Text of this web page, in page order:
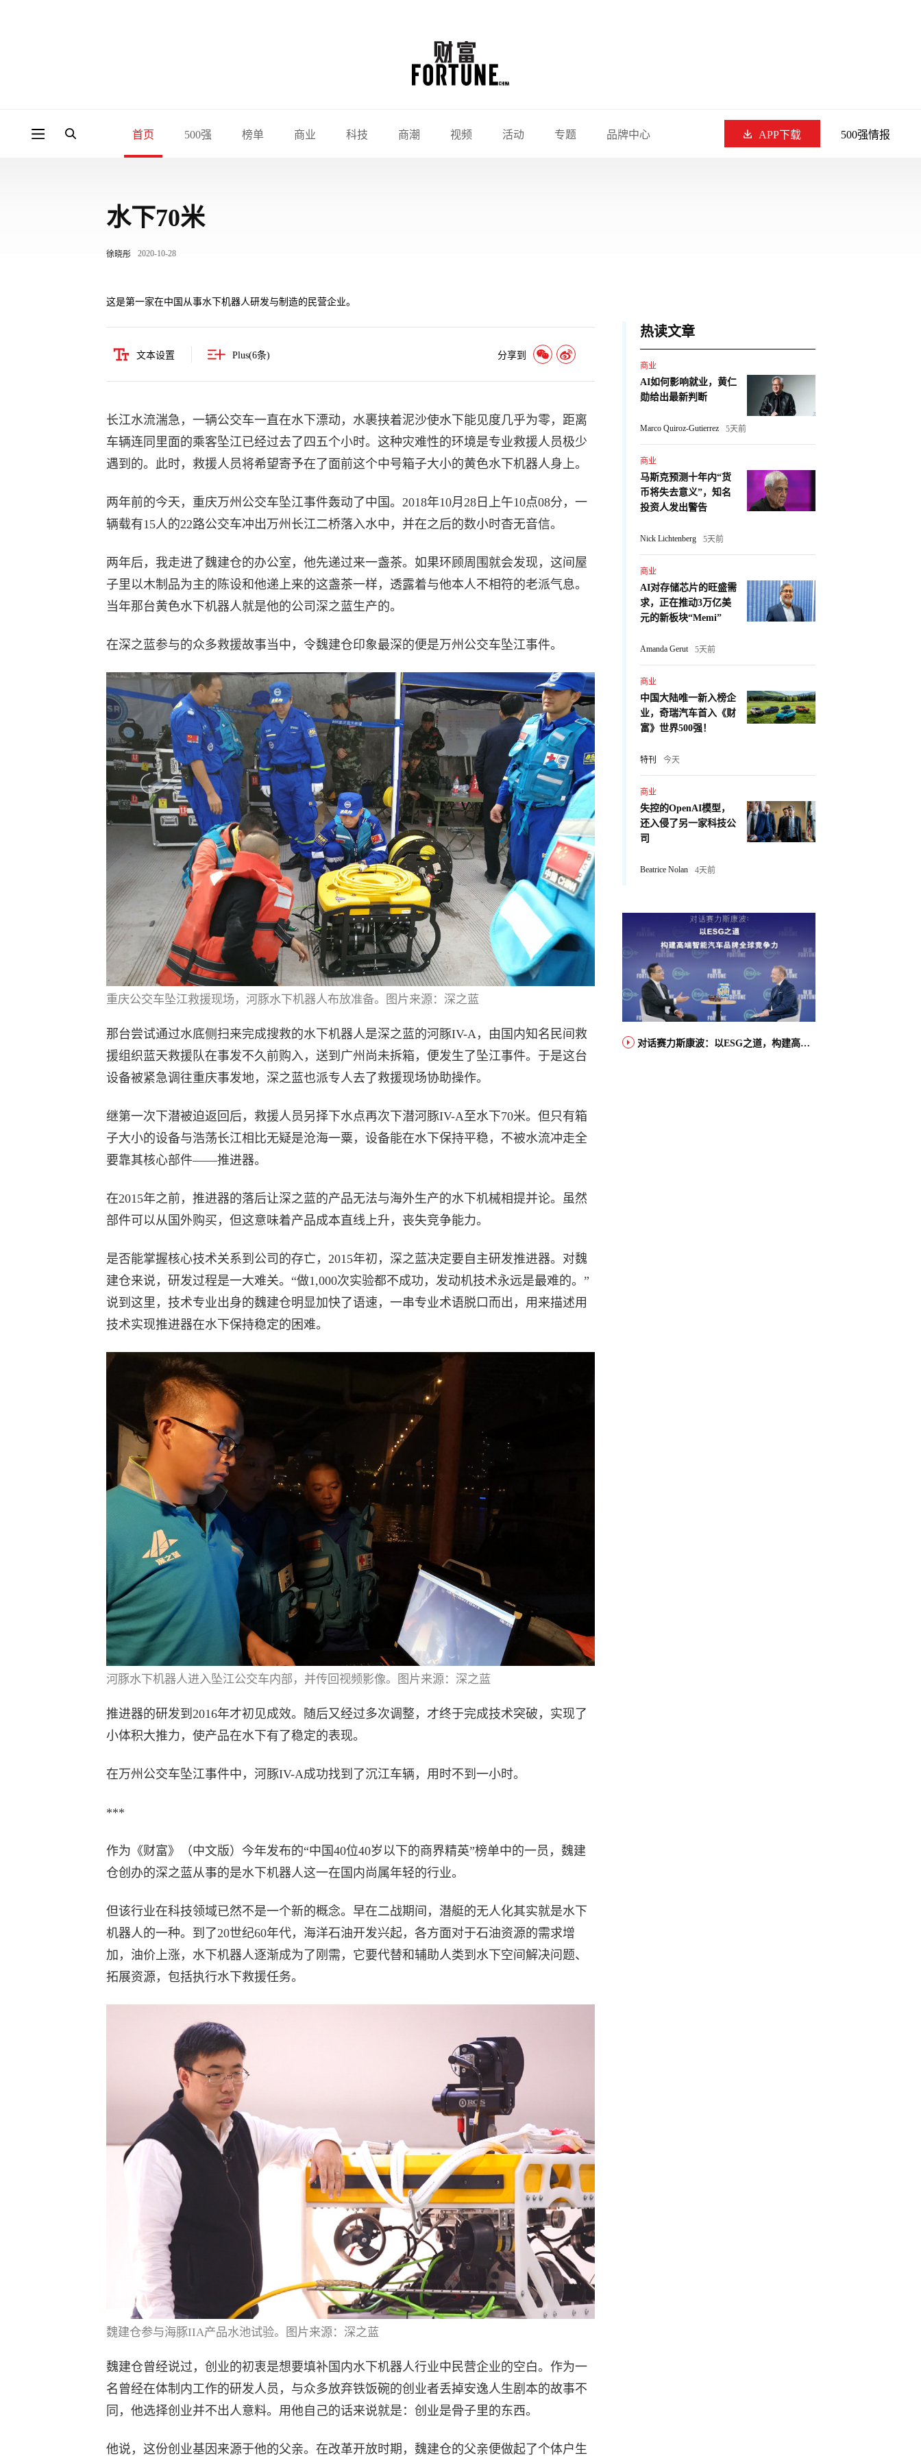
首页 500强 榜单 商业 科技 商潮 视频 活动 专题 品牌中心 APP下载 500强情报
水下70米
徐晓彤 2020-10-28
这是第一家在中国从事水下机器人研发与制造的民营企业。
文本设置 Plus(6条) 分享到
长江水流湍急，一辆公交车一直在水下漂动，水裹挟着泥沙使水下能见度几乎为零，距离
车辆连同里面的乘客坠江已经过去了四五个小时。这种灾难性的环境是专业救援人员极少
遇到的。此时，救援人员将希望寄予在了面前这个中号箱子大小的黄色水下机器人身上。
两年前的今天，重庆万州公交车坠江事件轰动了中国。2018年10月28日上午10点08分，一
辆载有15人的22路公交车冲出万州长江二桥落入水中，并在之后的数小时杳无音信。
两年后，我走进了魏建仓的办公室，他先递过来一盏茶。如果环顾周围就会发现，这间屋
子里以木制品为主的陈设和他递上来的这盏茶一样，透露着与他本人不相符的老派气息。
当年那台黄色水下机器人就是他的公司深之蓝生产的。
在深之蓝参与的众多救援故事当中，令魏建仓印象最深的便是万州公交车坠江事件。
重庆公交车坠江救援现场，河豚水下机器人布放准备。图片来源：深之蓝
那台尝试通过水底侧扫来完成搜救的水下机器人是深之蓝的河豚IV-A，由国内知名民间救
援组织蓝天救援队在事发不久前购入，送到广州尚未拆箱，便发生了坠江事件。于是这台
设备被紧急调往重庆事发地，深之蓝也派专人去了救援现场协助操作。
继第一次下潜被迫返回后，救援人员另择下水点再次下潜河豚IV-A至水下70米。但只有箱
子大小的设备与浩荡长江相比无疑是沧海一粟，设备能在水下保持平稳，不被水流冲走全
要靠其核心部件——推进器。
在2015年之前，推进器的落后让深之蓝的产品无法与海外生产的水下机械相提并论。虽然
部件可以从国外购买，但这意味着产品成本直线上升，丧失竞争能力。
是否能掌握核心技术关系到公司的存亡，2015年初，深之蓝决定要自主研发推进器。对魏
建仓来说，研发过程是一大难关。“做1,000次实验都不成功，发动机技术永远是最难的。”
说到这里，技术专业出身的魏建仓明显加快了语速，一串专业术语脱口而出，用来描述用
技术实现推进器在水下保持稳定的困难。
河豚水下机器人进入坠江公交车内部，并传回视频影像。图片来源：深之蓝
推进器的研发到2016年才初见成效。随后又经过多次调整，才终于完成技术突破，实现了
小体积大推力，使产品在水下有了稳定的表现。
在万州公交车坠江事件中，河豚IV-A成功找到了沉江车辆，用时不到一小时。
***
作为《财富》（中文版）今年发布的“中国40位40岁以下的商界精英”榜单中的一员，魏建
仓创办的深之蓝从事的是水下机器人这一在国内尚属年轻的行业。
但该行业在科技领域已然不是一个新的概念。早在二战期间，潜艇的无人化其实就是水下
机器人的一种。到了20世纪60年代，海洋石油开发兴起，各方面对于石油资源的需求增
加，油价上涨，水下机器人逐渐成为了刚需，它要代替和辅助人类到水下空间解决问题、
拓展资源，包括执行水下救援任务。
魏建仓参与海豚IIA产品水池试验。图片来源：深之蓝
魏建仓曾经说过，创业的初衷是想要填补国内水下机器人行业中民营企业的空白。作为一
名曾经在体制内工作的研发人员，与众多放弃铁饭碗的创业者丢掉安逸人生剧本的故事不
同，他选择创业并不出人意料。用他自己的话来说就是：创业是骨子里的东西。
他说，这份创业基因来源于他的父亲。在改革开放时期，魏建仓的父亲便做起了个体户生
热读文章
商业
AI如何影响就业，黄仁
勋给出最新判断
Marco Quiroz-Gutierrez 5天前
商业
马斯克预测十年内“货
币将失去意义”，知名
投资人发出警告
Nick Lichtenberg 5天前
商业
AI对存储芯片的旺盛需
求，正在推动3万亿美
元的新板块“Memi”
Amanda Gerut 5天前
商业
中国大陆唯一新入榜企
业，奇瑞汽车首入《财
富》世界500强！
特刊 今天
商业
失控的OpenAI模型，
还入侵了另一家科技公
司
Beatrice Nolan 4天前
对话赛力斯康波：以ESG之道，构建高端智能汽车品牌全球竞争力